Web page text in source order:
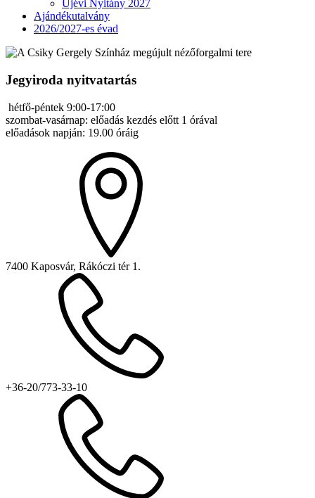
Újévi Nyitány 2027
Ajándékutalvány
2026/2027-es évad
Jegyiroda nyitvatartás
hétfő-péntek 9:00-17:00
szombat-vasárnap: előadás kezdés előtt 1 órával
előadások napján: 19.00 óráig
7400 Kaposvár, Rákóczi tér 1.
+36-20/773-33-10